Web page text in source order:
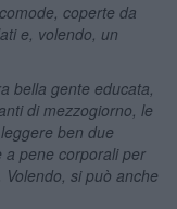
coperte da
e, volendo, un
bella gente educata,
di mezzogiorno, le
ben due
a pene corporali per
si può anche